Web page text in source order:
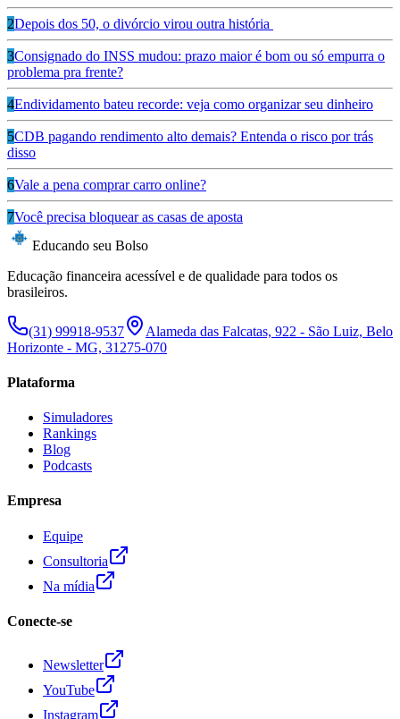
2Depois dos 50, o divórcio virou outra história
3Consignado do INSS mudou: prazo maior é bom ou só empurra o
problema pra frente?
4Endividamento bateu recorde: veja como organizar seu dinheiro
5CDB pagando rendimento alto demais? Entenda o risco por trás
disso
6Vale a pena comprar carro online?
7Você precisa bloquear as casas de aposta
Educando seu Bolso
Educação financeira acessível e de qualidade para todos os
brasileiros.
(31) 99918-9537
Alameda das Falcatas, 922 - São Luiz, Belo
Horizonte - MG, 31275-070
Plataforma
Simuladores
Rankings
Blog
Podcasts
Empresa
Equipe
Consultoria
Na mídia
Conecte-se
Newsletter
YouTube
Instagram